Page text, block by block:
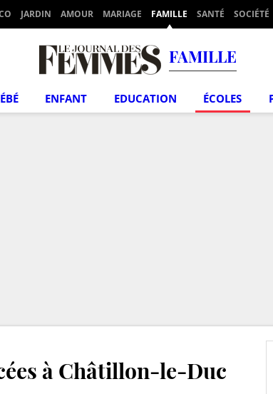
JARDIN AMOUR MARIAGE FAMILLE SANTÉ SOCIÉTÉ
FAMILLE
ENFANT EDUCATION ÉCOLES
à Châtillon-le-Duc